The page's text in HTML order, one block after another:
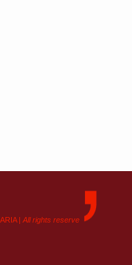
| All rights reserve